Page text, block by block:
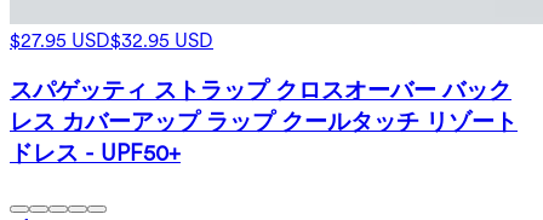
$27.95 USD$32.95 USD
スパゲッティ ストラップ クロスオーバー バック
レス カバーアップ ラップ クールタッチ リゾート
ドレス - UPF50+